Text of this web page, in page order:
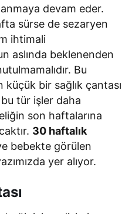
devam eder.
sürse de sezaryen
ihtimali
aslında beklenenden
Bu
bir sağlık çantası
bu tür işler daha
son haftalarına
30 haftalık
bebekte görülen
yer alıyor.